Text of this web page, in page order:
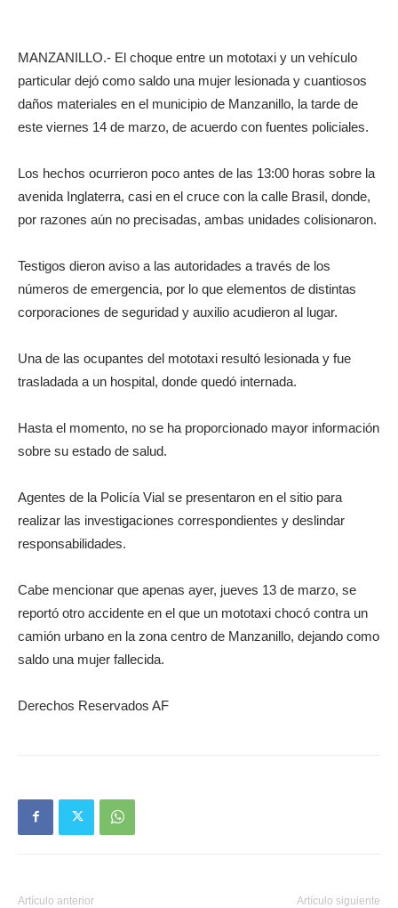
MANZANILLO.- El choque entre un mototaxi y un vehículo
particular dejó como saldo una mujer lesionada y cuantiosos
daños materiales en el municipio de Manzanillo, la tarde de
este viernes 14 de marzo, de acuerdo con fuentes policiales.
Los hechos ocurrieron poco antes de las 13:00 horas sobre la
avenida Inglaterra, casi en el cruce con la calle Brasil, donde,
por razones aún no precisadas, ambas unidades colisionaron.
Testigos dieron aviso a las autoridades a través de los
números de emergencia, por lo que elementos de distintas
corporaciones de seguridad y auxilio acudieron al lugar.
Una de las ocupantes del mototaxi resultó lesionada y fue
trasladada a un hospital, donde quedó internada.
Hasta el momento, no se ha proporcionado mayor información
sobre su estado de salud.
Agentes de la Policía Vial se presentaron en el sitio para
realizar las investigaciones correspondientes y deslindar
responsabilidades.
Cabe mencionar que apenas ayer, jueves 13 de marzo, se
reportó otro accidente en el que un mototaxi chocó contra un
camión urbano en la zona centro de Manzanillo, dejando como
saldo una mujer fallecida.
Derechos Reservados AF
Artículo anterior Artículo siguiente